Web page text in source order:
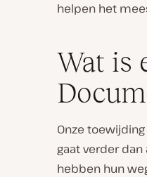
helpen het
Wat is
Onze
gaat verder
hebben hun